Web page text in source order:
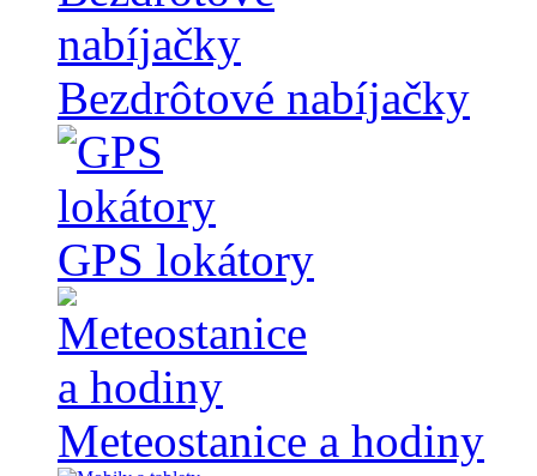
Bezdrôtové nabíjačky
GPS lokátory
Meteostanice a hodiny